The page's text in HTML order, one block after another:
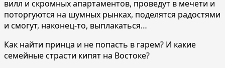
вилл и скромных апартаментов, проведут в мечети и
поторгуются на шумных рынках, поделятся радостями
и смогут, наконец-то, выплакаться…
Как найти принца и не попасть в гарем? И какие
семейные страсти кипят на Востоке?